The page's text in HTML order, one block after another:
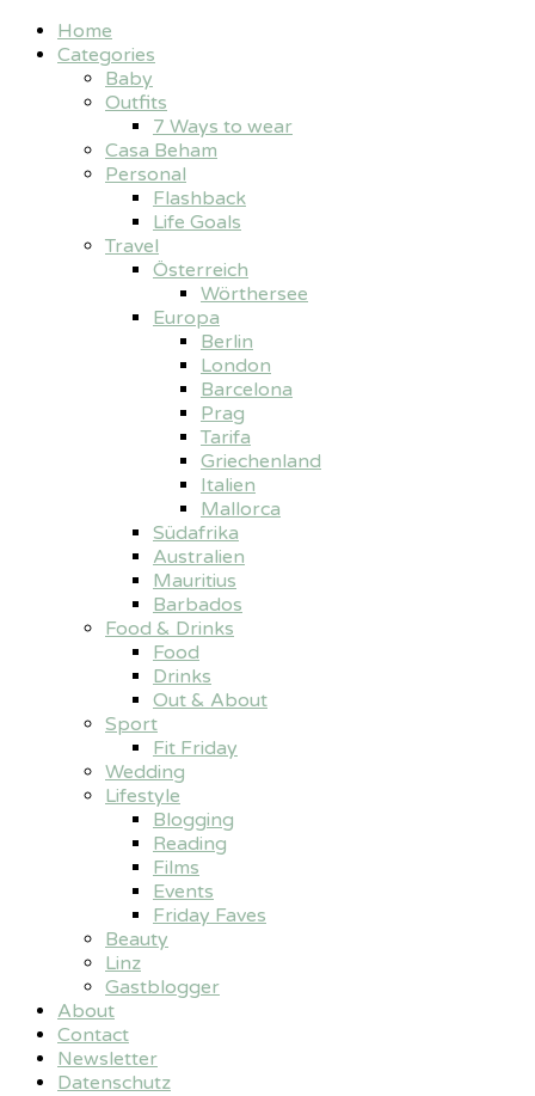
Home
Categories
Baby
Outfits
7 Ways to wear
Casa Beham
Personal
Flashback
Life Goals
Travel
Österreich
Wörthersee
Europa
Berlin
London
Barcelona
Prag
Tarifa
Griechenland
Italien
Mallorca
Südafrika
Australien
Mauritius
Barbados
Food & Drinks
Food
Drinks
Out & About
Sport
Fit Friday
Wedding
Lifestyle
Blogging
Reading
Films
Events
Friday Faves
Beauty
Linz
Gastblogger
About
Contact
Newsletter
Datenschutz